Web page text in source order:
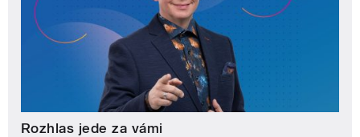
Rozhlas jede za vámi